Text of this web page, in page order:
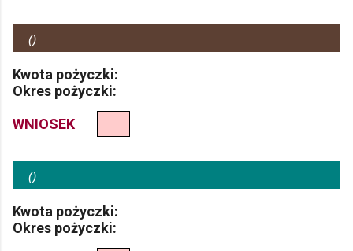
()
Kwota pożyczki:
Okres pożyczki:
WNIOSEK
()
Kwota pożyczki:
Okres pożyczki: